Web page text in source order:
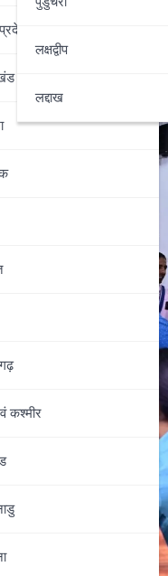
कश्‍मीर
लक्षद्वीप
लद्दाख